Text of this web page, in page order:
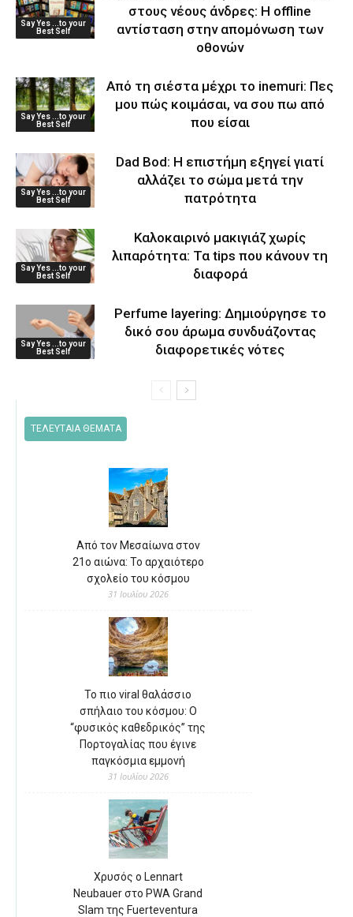
Say Yes ...to your
Best Self
στους νέους άνδρες: Η offline
αντίσταση στην απομόνωση των
οθονών
Say Yes ...to your
Best Self
Από τη σιέστα μέχρι το inemuri: Πες
μου πώς κοιμάσαι, να σου πω από
που είσαι
Say Yes ...to your
Best Self
Dad Bod: Η επιστήμη εξηγεί γιατί
αλλάζει το σώμα μετά την
πατρότητα
Say Yes ...to your
Best Self
Καλοκαιρινό μακιγιάζ χωρίς
λιπαρότητα: Τα tips που κάνουν τη
διαφορά
Say Yes ...to your
Best Self
Perfume layering: Δημιούργησε το
δικό σου άρωμα συνδυάζοντας
διαφορετικές νότες
ΤΕΛΕΥΤΑΙΑ ΘΕΜΑΤΑ
Από τον Μεσαίωνα στον
21ο αιώνα: Το αρχαιότερο
σχολείο του κόσμου
31 Ιουλίου 2026
Το πιο viral θαλάσσιο
σπήλαιο του κόσμου: Ο
“φυσικός καθεδρικός” της
Πορτογαλίας που έγινε
παγκόσμια εμμονή
31 Ιουλίου 2026
Χρυσός ο Lennart
Neubauer στο PWA Grand
Slam της Fuerteventura